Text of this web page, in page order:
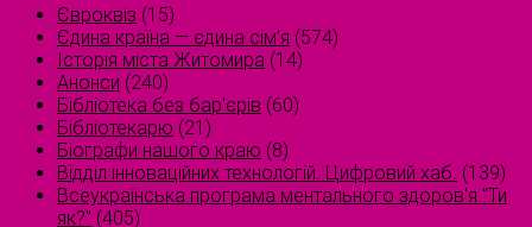
Євроквіз (15)
Єдина країна — єдина сім’я (574)
Історія міста Житомира (14)
Анонси (240)
Бібліотека без бар'єрів (60)
Бібліотекарю (21)
Біографи нашого краю (8)
Відділ інноваційних технологій. Цифровий хаб. (139)
Всеукраїнська програма ментального здоров'я "Ти
як?" (405)